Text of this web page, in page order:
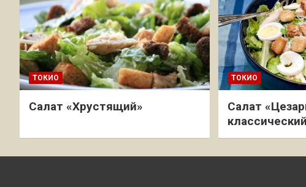
ТОКИО
Салат «Хрустящий»
ТОКИО
Салат
классический